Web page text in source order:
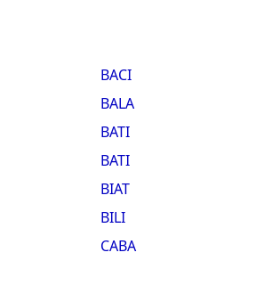
BACI
BALA
BATI
BATI
BIAT
BILI
CABA